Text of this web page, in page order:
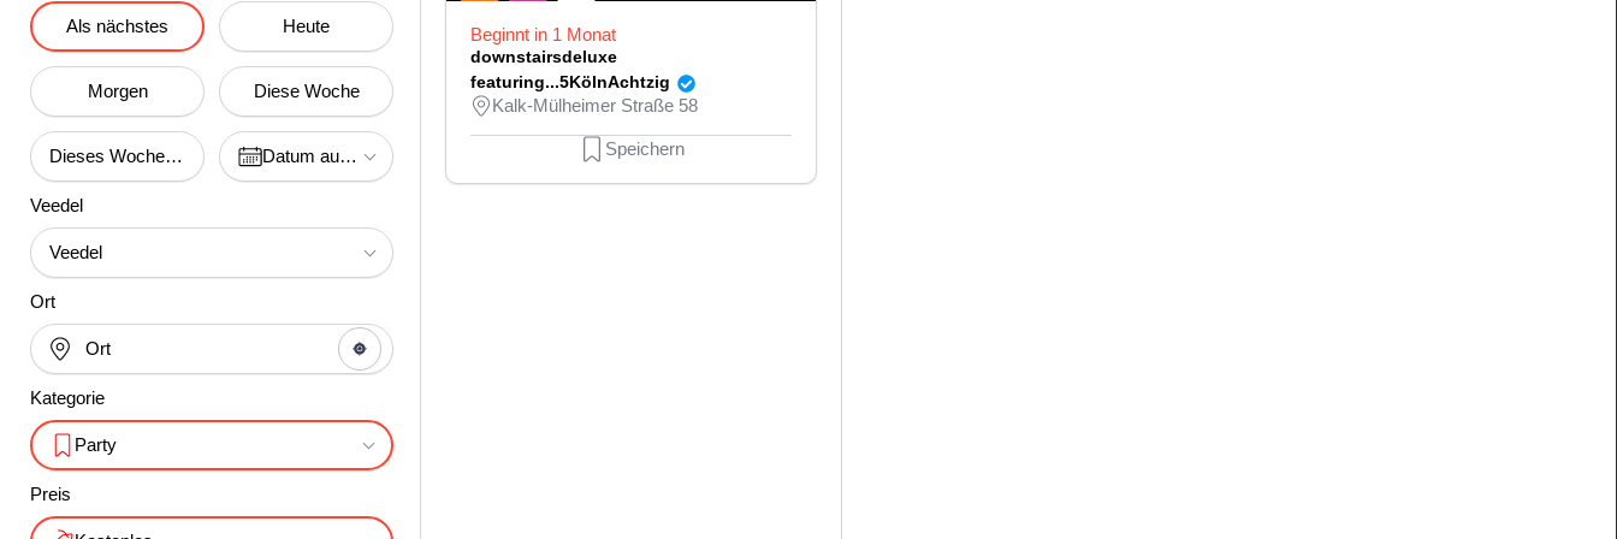
Als nächstes Heute
Morgen Diese Woche
Dieses Wochenende Datum auswählen
Veedel
Veedel
Ort
Kategorie
Party
Preis
Beginnt in 1 Monat
downstairsdeluxe
featuring...5KölnAchtzig
Kalk-Mülheimer Straße 58
Speichern